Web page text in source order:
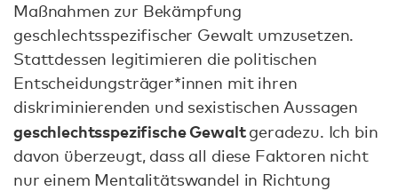
Maßnahmen zur Bekämpfung
geschlechtsspezifischer Gewalt umzusetzen.
Stattdessen legitimieren die politischen
Entscheidungsträger*innen mit ihren
diskriminierenden und sexistischen Aussagen
geschlechtsspezifische Gewaltgeradezu. Ich bin
davon überzeugt, dass all diese Faktoren nicht
nur einem Mentalitätswandel in Richtung